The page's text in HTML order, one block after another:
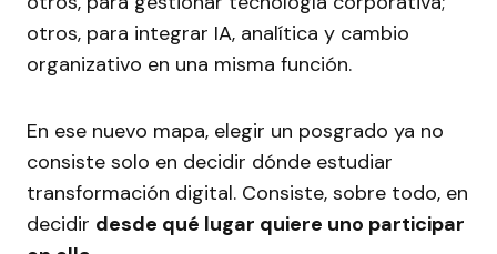
otros, para integrar IA, analítica y cambio
organizativo en una misma función.
En ese nuevo mapa, elegir un posgrado ya no
consiste solo en decidir dónde estudiar
transformación digital. Consiste, sobre todo, en
decidir desde qué lugar quiere uno participar